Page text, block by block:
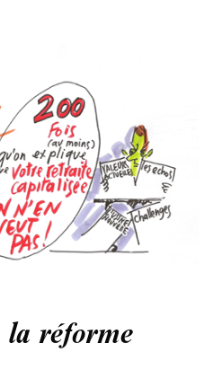
la réforme